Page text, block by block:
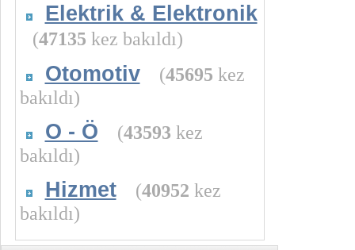
Elektrik & Elektronik
(47135 kez bakıldı)
Otomotiv (45695 kez
bakıldı)
O - Ö (43593 kez
bakıldı)
Hizmet (40952 kez
bakıldı)